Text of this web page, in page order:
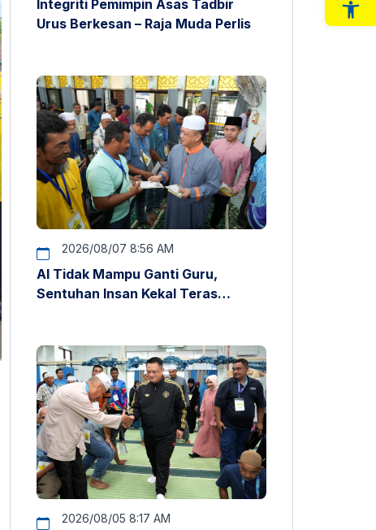
Integriti Pemimpin Asas Tadbir
Urus Berkesan – Raja Muda Perlis
2026/08/07 8:56 AM
AI Tidak Mampu Ganti Guru,
Sentuhan Insan Kekal Teras
2026/08/05 8:17 AM